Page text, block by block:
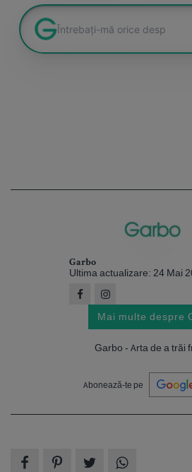
Garbo
Ultima actualizare: 24 Mai
Mai multe despre
Garbo - Arta de a trăi
Abonează-te pe